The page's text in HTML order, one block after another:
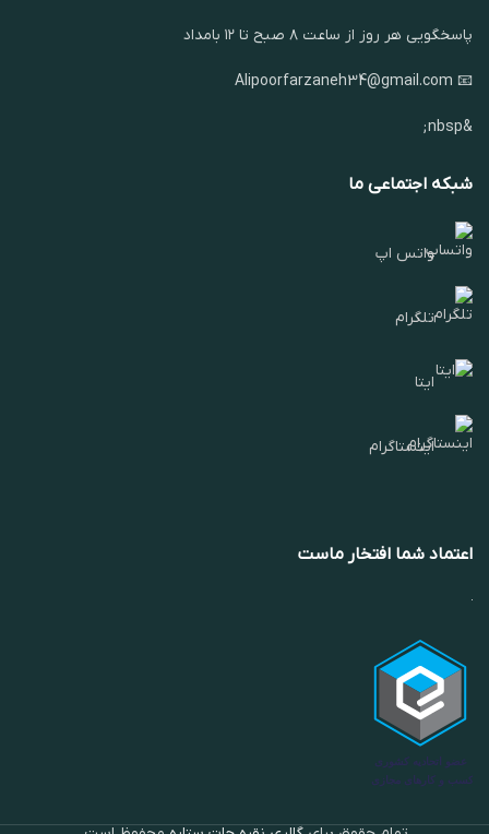
پاسخگویی هر روز از ساعت ۸ صبح تا ۱۲ بامداد
📧 Alipoorfarzaneh34@gmail.com
&nbsp;
شبکه اجتماعی ما
واتس اپ
تلگرام
ایتا
اینستاگرام
اعتماد شما افتخار ماست